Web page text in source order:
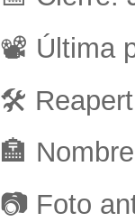
📽 Última
🛠
🏣
📷 Foto